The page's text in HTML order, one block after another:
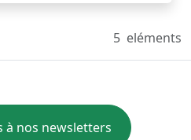
5 eléments
à nos newsletters